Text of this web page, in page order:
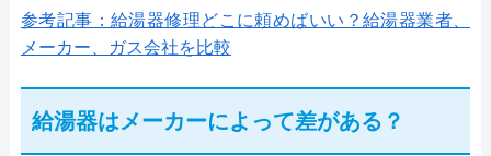
参考記事：給湯器修理どこに頼めばいい？給湯器業者、
メーカー、ガス会社を比較
給湯器はメーカーによって差がある？